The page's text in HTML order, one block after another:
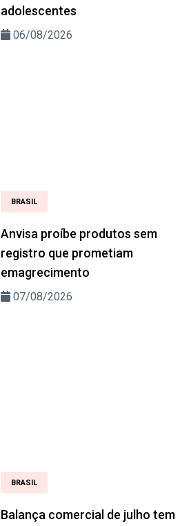
adolescentes
06/08/2026
BRASIL
Anvisa proíbe produtos sem
registro que prometiam
emagrecimento
07/08/2026
BRASIL
Balança comercial de julho tem